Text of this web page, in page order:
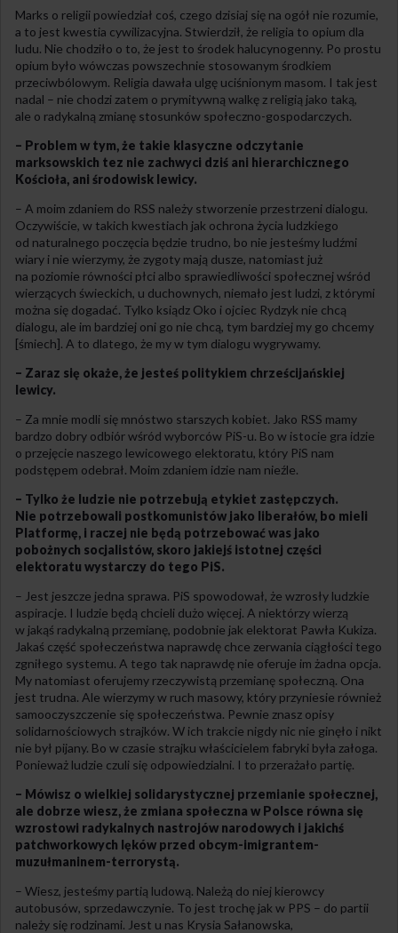
Marks o religii powiedział coś, czego dzisiaj się na ogół nie rozumie,
a to jest kwestia cywilizacyjna. Stwierdził, że religia to opium dla
ludu. Nie chodziło o to, że jest to środek halucynogenny. Po prostu
opium było wówczas powszechnie stosowanym środkiem
przeciwbólowym. Religia dawała ulgę uciśnionym masom. I tak jest
nadal – nie chodzi zatem o prymitywną walkę z religią jako taką,
ale o radykalną zmianę stosunków społeczno-gospodarczych.
– Problem w tym, że takie klasyczne odczytanie
marksowskich tez nie zachwyci dziś ani hierarchicznego
Kościoła, ani środowisk lewicy.
– A moim zdaniem do RSS należy stworzenie przestrzeni dialogu.
Oczywiście, w takich kwestiach jak ochrona życia ludzkiego
od naturalnego poczęcia będzie trudno, bo nie jesteśmy ludźmi
wiary i nie wierzymy, że zygoty mają dusze, natomiast już
na poziomie równości płci albo sprawiedliwości społecznej wśród
wierzących świeckich, u duchownych, niemało jest ludzi, z którymi
można się dogadać. Tylko ksiądz Oko i ojciec Rydzyk nie chcą
dialogu, ale im bardziej oni go nie chcą, tym bardziej my go chcemy
[śmiech]. A to dlatego, że my w tym dialogu wygrywamy.
– Zaraz się okaże, że jesteś politykiem chrześcijańskiej
lewicy.
– Za mnie modli się mnóstwo starszych kobiet. Jako RSS mamy
bardzo dobry odbiór wśród wyborców PiS-u. Bo w istocie gra idzie
o przejęcie naszego lewicowego elektoratu, który PiS nam
podstępem odebrał. Moim zdaniem idzie nam nieźle.
– Tylko że ludzie nie potrzebują etykiet zastępczych.
Nie potrzebowali postkomunistów jako liberałów, bo mieli
Platformę, i raczej nie będą potrzebować was jako
pobożnych socjalistów, skoro jakiejś istotnej części
elektoratu wystarczy do tego PiS.
– Jest jeszcze jedna sprawa. PiS spowodował, że wzrosły ludzkie
aspiracje. I ludzie będą chcieli dużo więcej. A niektórzy wierzą
w jakąś radykalną przemianę, podobnie jak elektorat Pawła Kukiza.
Jakaś część społeczeństwa naprawdę chce zerwania ciągłości tego
zgniłego systemu. A tego tak naprawdę nie oferuje im żadna opcja.
My natomiast oferujemy rzeczywistą przemianę społeczną. Ona
jest trudna. Ale wierzymy w ruch masowy, który przyniesie również
samooczyszczenie się społeczeństwa. Pewnie znasz opisy
solidarnościowych strajków. W ich trakcie nigdy nic nie ginęło i nikt
nie był pijany. Bo w czasie strajku właścicielem fabryki była załoga.
Ponieważ ludzie czuli się odpowiedzialni. I to przerażało partię.
– Mówisz o wielkiej solidarystycznej przemianie społecznej,
ale dobrze wiesz, że zmiana społeczna w Polsce równa się
wzrostowi radykalnych nastrojów narodowych i jakichś
patchworkowych lęków przed obcym-imigrantem-
muzułmaninem-terrorystą.
– Wiesz, jesteśmy partią ludową. Należą do niej kierowcy
autobusów, sprzedawczynie. To jest trochę jak w PPS – do partii
należy się rodzinami. Jest u nas Krysia Sałanowska,